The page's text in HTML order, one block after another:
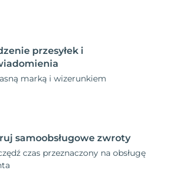
przesyłek i
marką i wizerunkiem
samoobsługowe zwroty
czas przeznaczony na obsługę